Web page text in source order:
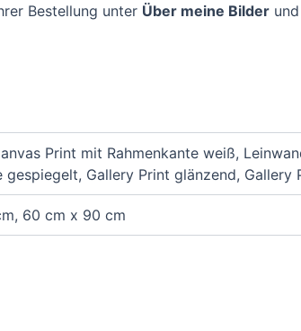
Bestellung unter Über meine Bilder
Print mit Rahmenkante weiß,
gespiegelt, Gallery Print glänzend, Gallery
60 cm x 90 cm